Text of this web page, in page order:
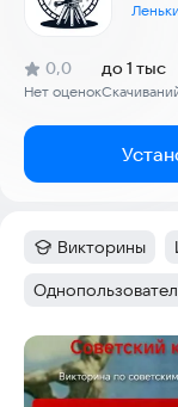
Рейтинг:
0,0
(
Нет оценок
) до 1 тыс
Категория:
Викторины
Тег: